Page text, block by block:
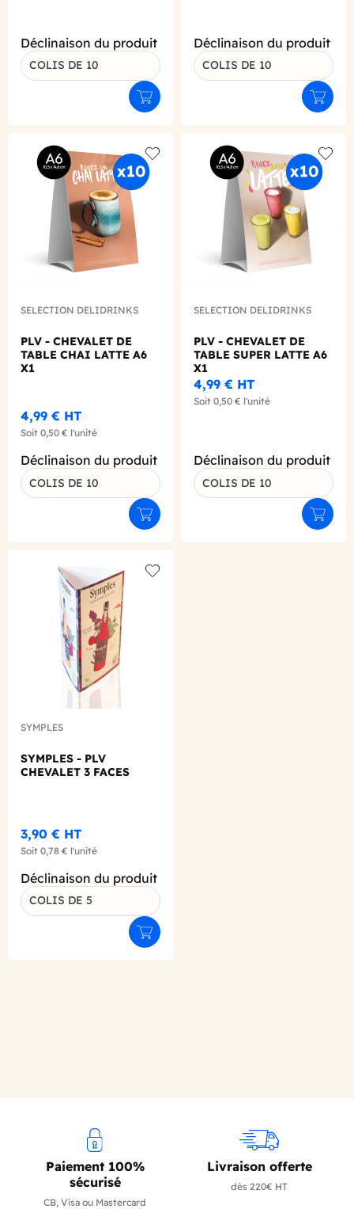
Déclinaison du produit
COLIS DE 10
Ajouter au panier
Déclinaison du produit
COLIS DE 10
Add to wishlist
SELECTION DELIDRINKS
PLV - CHEVALET DE
TABLE CHAI LATTE A6
X1
4,99 € HT
Soit 0,50 € l'unité
Déclinaison du produit
COLIS DE 10
Ajouter au panier
Add
SELECTION DELIDRINKS
PLV - CHEVALET DE
TABLE SUPER LATTE A6
X1
4,99 € HT
Soit 0,50 € l'unité
Déclinaison du produit
COLIS DE 10
SYMPLES
SYMPLES - PLV
CHEVALET 3 FACES
3,90 € HT
Soit 0,78 € l'unité
Déclinaison du produit
COLIS DE 5
Ajouter au panier
Paiement 100%
sécurisé
CB, Visa ou Mastercard
Livraison offerte
dès 220€ HT